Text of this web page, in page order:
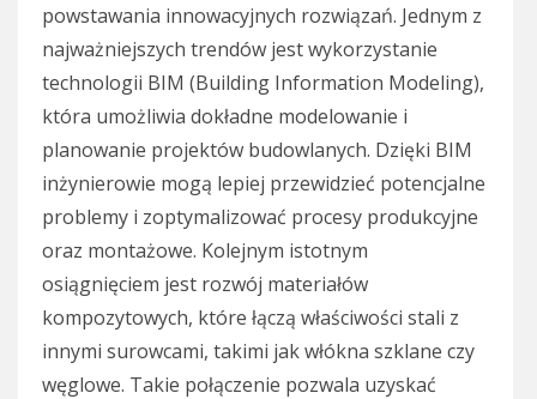
powstawania innowacyjnych rozwiązań. Jednym z
najważniejszych trendów jest wykorzystanie
technologii BIM (Building Information Modeling),
która umożliwia dokładne modelowanie i
planowanie projektów budowlanych. Dzięki BIM
inżynierowie mogą lepiej przewidzieć potencjalne
problemy i zoptymalizować procesy produkcyjne
oraz montażowe. Kolejnym istotnym
osiągnięciem jest rozwój materiałów
kompozytowych, które łączą właściwości stali z
innymi surowcami, takimi jak włókna szklane czy
węglowe. Takie połączenie pozwala uzyskać